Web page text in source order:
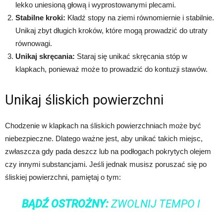
lekko uniesioną głową i wyprostowanymi plecami.
Stabilne kroki: Kładź stopy na ziemi równomiernie i stabilnie.
Unikaj zbyt długich kroków, które mogą prowadzić do utraty
równowagi.
Unikaj skręcania: Staraj się unikać skręcania stóp w
klapkach, ponieważ może to prowadzić do kontuzji stawów.
Unikaj śliskich powierzchni
Chodzenie w klapkach na śliskich powierzchniach może być
niebezpieczne. Dlatego ważne jest, aby unikać takich miejsc,
zwłaszcza gdy pada deszcz lub na podłogach pokrytych olejem
czy innymi substancjami. Jeśli jednak musisz poruszać się po
śliskiej powierzchni, pamiętaj o tym:
BĄDŹ OSTROŻNY:ZWOLNIJ TEMPO I